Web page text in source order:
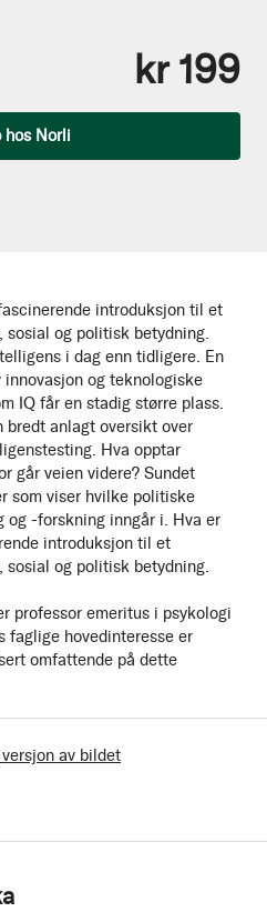
introduksjon til et
sosial og politisk betydning.
i dag enn tidligere. En
og teknologiske
IQ får en stadig større plass.
bredt anlagt oversikt over
Hva opptar
går veien videre? Sundet
som viser hvilke politiske
-forskning inngår i. Hva er
introduksjon til et
sosial og politisk betydning.
professor emeritus i psykologi
faglige hovedinteresse er
omfattende på dette
kr 199
hos Norli
av bildet